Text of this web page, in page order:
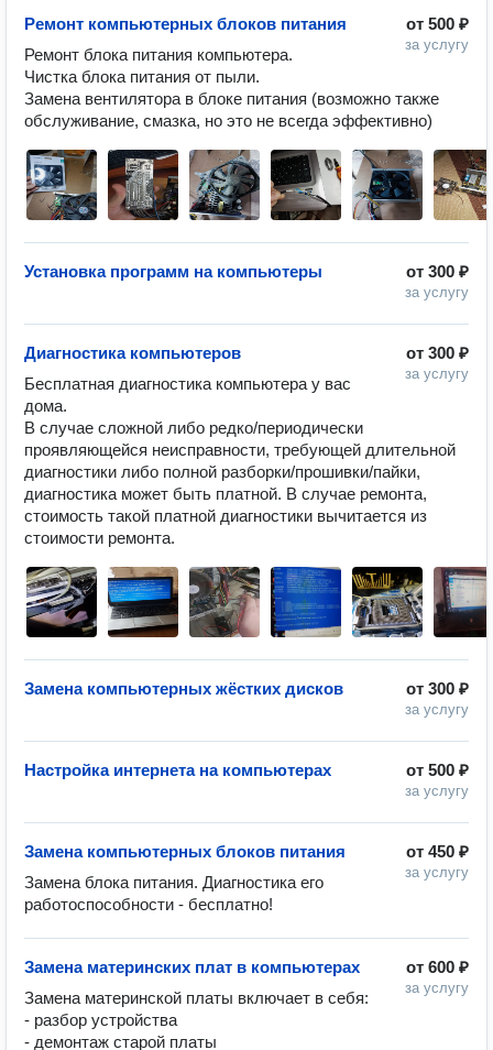
от 500 ₽
за услугу
Ремонт компьютерных блоков питания
Ремонт блока питания компьютера.
Чистка блока питания от пыли.
Замена вентилятора в блоке питания (возможно также
обслуживание, смазка, но это не всегда эффективно)
от 300 ₽
за услугу
Установка программ на компьютеры
от 300 ₽
за услугу
Диагностика компьютеров
Бесплатная диагностика компьютера у вас
дома.
В случае сложной либо редко/периодически
проявляющейся неисправности, требующей длительной
диагностики либо полной разборки/прошивки/пайки,
диагностика может быть платной. В случае ремонта,
стоимость такой платной диагностики вычитается из
стоимости ремонта.
от 300 ₽
за услугу
Замена компьютерных жёстких дисков
от 500 ₽
за услугу
Настройка интернета на компьютерах
от 450 ₽
за услугу
Замена компьютерных блоков питания
Замена блока питания. Диагностика его
работоспособности - бесплатно!
от 600 ₽
за услугу
Замена материнских плат в компьютерах
Замена материнской платы включает в себя:
- разбор устройства
- демонтаж старой платы